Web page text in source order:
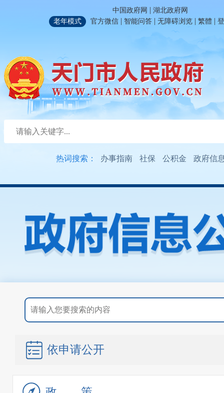
中国政府网 | 湖北政府网
老年模式
官方微信 | 智能问答 | 无障碍浏览 | 繁體 |
热词搜索： 办事指南 社保 公积金 政府信
依申请公开